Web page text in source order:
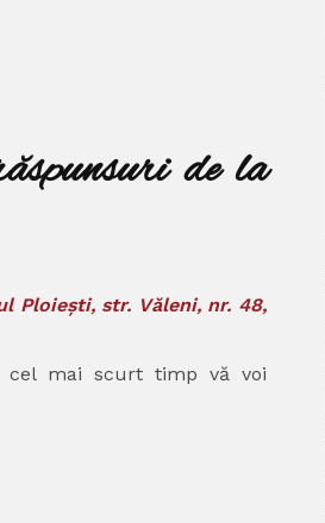
de la
Ploiești, str. Văleni, nr. 48,
cel mai scurt timp vă voi